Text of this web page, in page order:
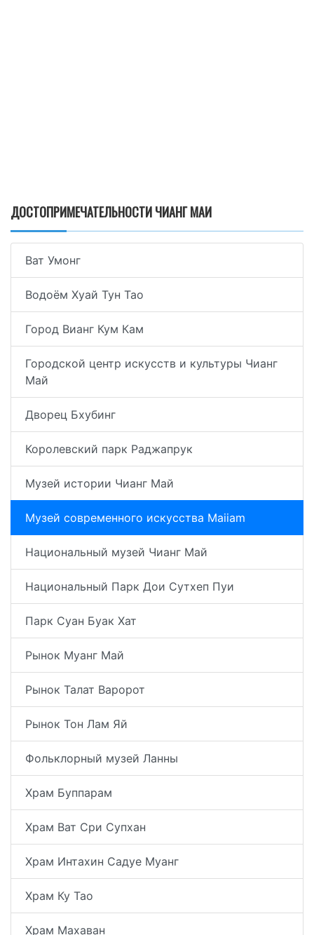
ДОСТОПРИМЕЧАТЕЛЬНОСТИ ЧИАНГ МАИ
Ват Умонг
Водоём Хуай Тун Тао
Город Вианг Кум Кам
Городской центр искусств и культуры Чианг
Май
Дворец Бхубинг
Королевский парк Раджапрук
Музей истории Чианг Май
Музей современного искусства Maiiam
Национальный музей Чианг Май
Национальный Парк Дои Сутхеп Пуи
Парк Суан Буак Хат
Рынок Муанг Май
Рынок Талат Варорот
Рынок Тон Лам Яй
Фольклорный музей Ланны
Храм Буппарам
Храм Ват Сри Супхан
Храм Интахин Садуе Муанг
Храм Ку Тао
Храм Махаван